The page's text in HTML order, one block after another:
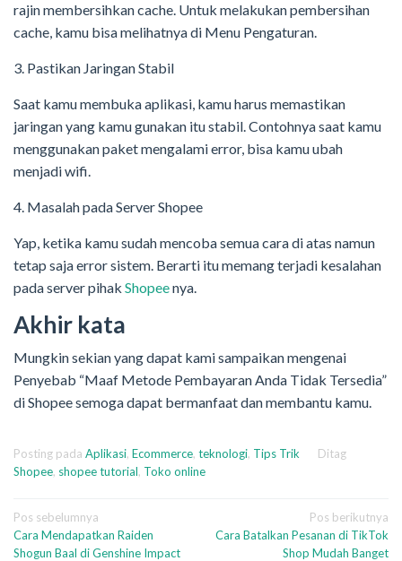
rajin membersihkan cache. Untuk melakukan pembersihan
cache, kamu bisa melihatnya di Menu Pengaturan.
3. Pastikan Jaringan Stabil
Saat kamu membuka aplikasi, kamu harus memastikan
jaringan yang kamu gunakan itu stabil. Contohnya saat kamu
menggunakan paket mengalami error, bisa kamu ubah
menjadi wifi.
4. Masalah pada Server Shopee
Yap, ketika kamu sudah mencoba semua cara di atas namun
tetap saja error sistem. Berarti itu memang terjadi kesalahan
pada server pihak Shopeenya.
Akhir kata
Mungkin sekian yang dapat kami sampaikan mengenai
Penyebab “Maaf Metode Pembayaran Anda Tidak Tersedia”
di Shopee semoga dapat bermanfaat dan membantu kamu.
Posting pada Aplikasi, Ecommerce, teknologi, Tips Trik
Ditag
Shopee, shopee tutorial, Toko online
Navigasi
pos
Pos sebelumnya
Cara Mendapatkan Raiden
Shogun Baal di Genshine Impact
Pos berikutnya
Cara Batalkan Pesanan di TikTok
Shop Mudah Banget